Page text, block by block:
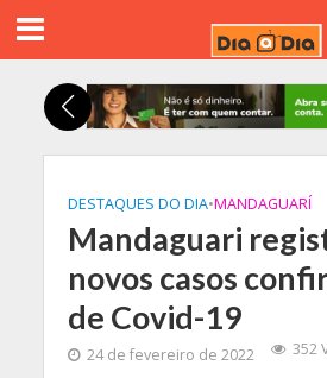
DESTAQUES DO DIA•MANDAGUARÍ
Mandaguari
novos casos
de Covid-19
24 de fevereiro de 2022 352